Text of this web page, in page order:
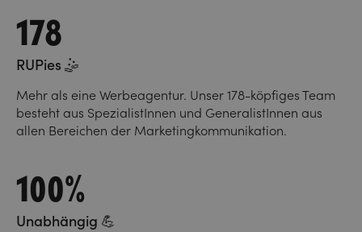
178
RUPies 🤹
Mehr als eine Werbeagentur. Unser 178-köpfiges Team
besteht aus SpezialistInnen und GeneralistInnen aus
allen Bereichen der Marketingkommunikation.
100%
Unabhängig 💪